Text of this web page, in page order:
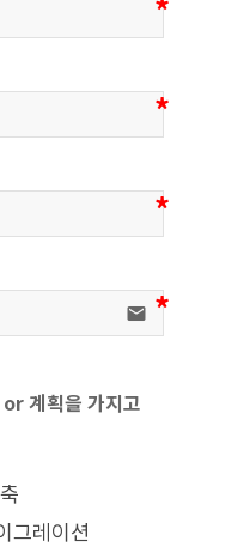
email
계획을 가지고
그레이션